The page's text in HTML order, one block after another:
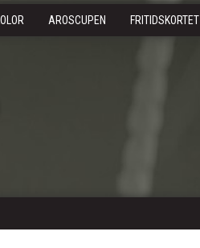
AROSCUPEN FRITIDSKORTET